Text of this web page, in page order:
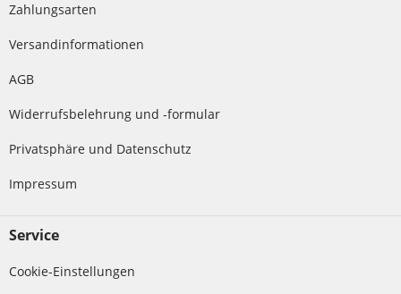
Zahlungsarten
Versandinformationen
AGB
Widerrufsbelehrung und -formular
Privatsphäre und Datenschutz
Impressum
Service
Cookie-Einstellungen